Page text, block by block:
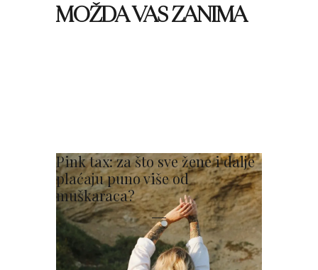
MOŽDA VAS ZANIMA
Pink tax: za što sve žene i dalje
plaćaju puno više od
muškaraca?